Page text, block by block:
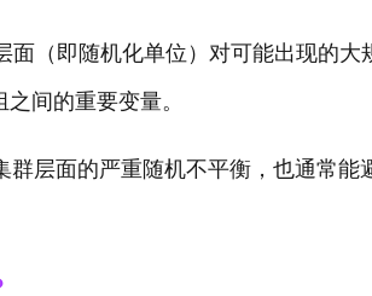
（即随机化单位）对可能出现的大
间的重要变量。
层面的严重随机不平衡，也通常能